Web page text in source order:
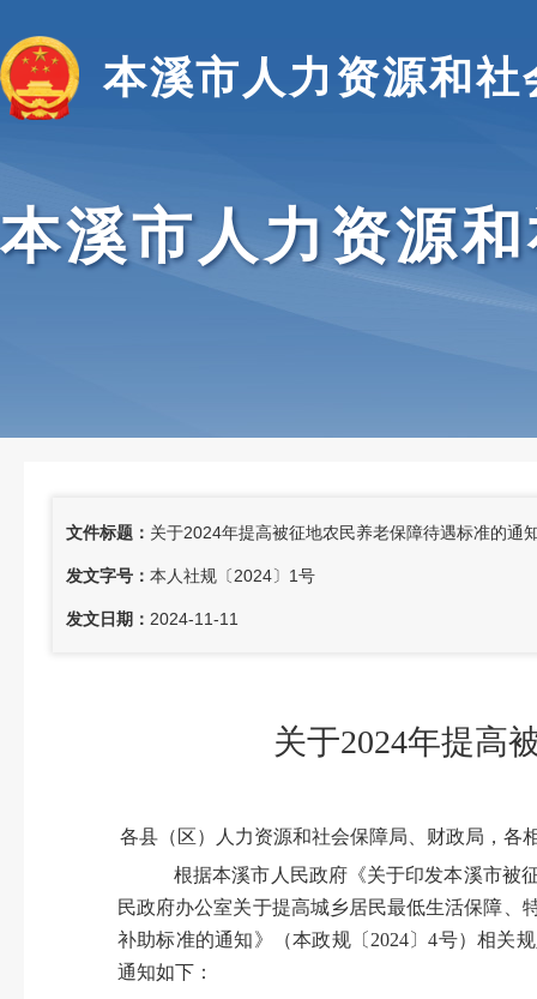
本溪市人力资源和社
本溪市人力资源
文件标题： 关于2024年提高被征地农民养老保障待遇标准的通
发文字号： 本人社规〔2024〕1号
发文日期： 2024-11-11
关于2024年提高
各县（区）人力资源和社会保障局、财政局，各
根据本溪市人民政府《关于印发本溪市被
民政府办公室关于提高城乡居民最低生活保障、
补助标准的通知》（本政规〔2024〕4号）相关
通知如下：